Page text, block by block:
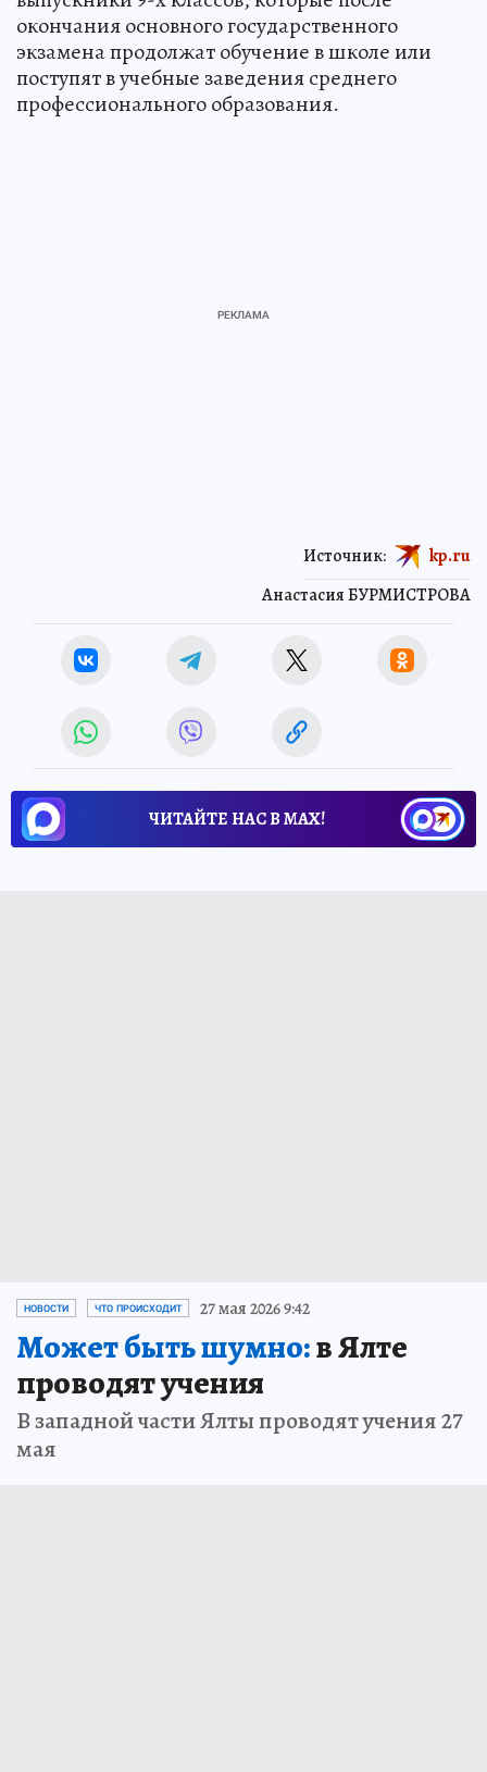
окончания основного государственного
экзамена продолжат обучение в школе или
поступят в учебные заведения среднего
профессионального образования.
Анастасия БУРМИСТРОВА
Источник: kp.ru
ЧИТАЙТЕ НАС В МАХ!
НОВОСТИ ЧТО ПРОИСХОДИТ 27 мая 2026 9:42
Может быть шумно:в Ялте
проводят учения
В западной части Ялты проводят учения 27
мая